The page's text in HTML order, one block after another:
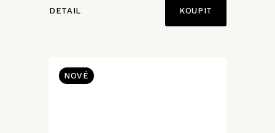
DETAIL
NOVÉ